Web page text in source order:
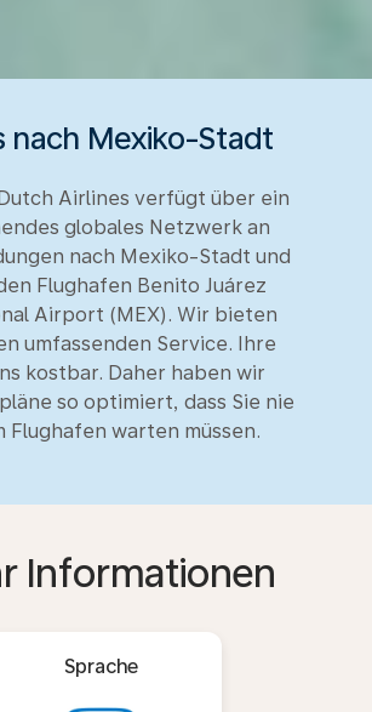
nach Mexiko-Stadt
Airlines verfügt über ein
globales Netzwerk an
nach Mexiko-Stadt und
Flughafen Benito Juárez
Airport (MEX). Wir bieten
umfassenden Service. Ihre
kostbar. Daher haben wir
so optimiert, dass Sie nie
Flughafen warten müssen.
Informationen
Sprache